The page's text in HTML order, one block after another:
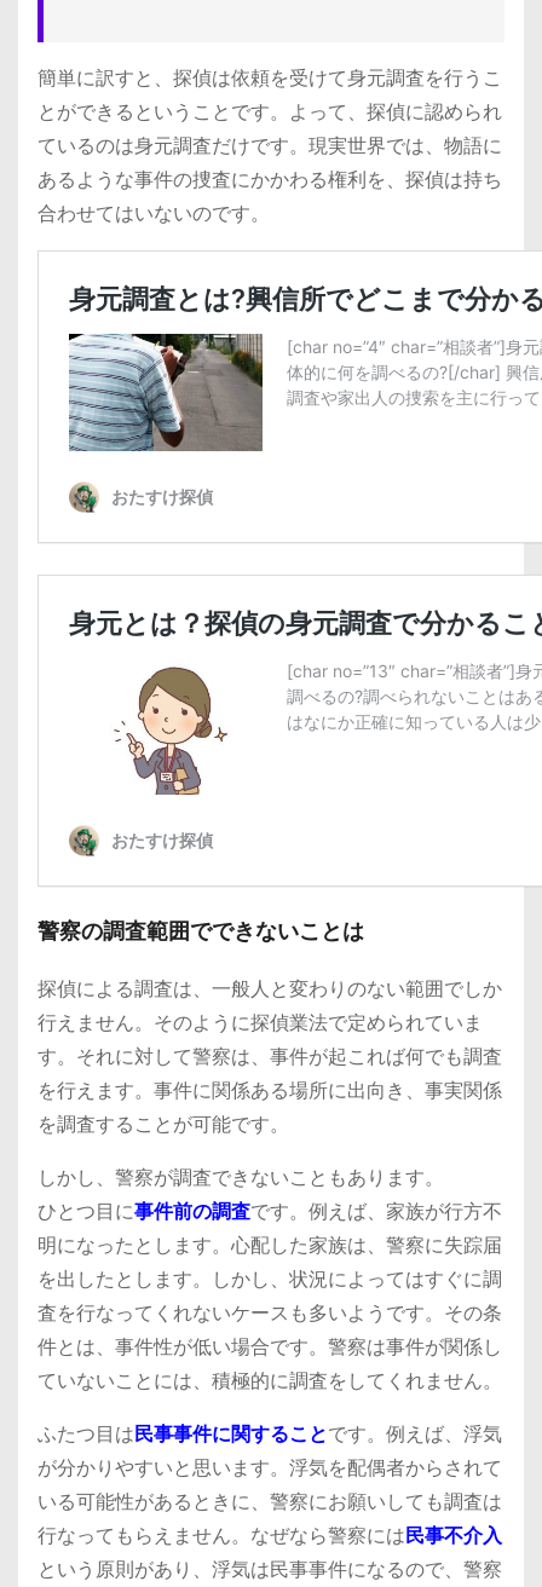
簡単に訳すと、探偵は依頼を受けて身元調査を行うこ
とができるということです。よって、探偵に認められ
ているのは身元調査だけです。現実世界では、物語に
あるような事件の捜査にかかわる権利を、探偵は持ち
合わせてはいないのです。
警察の調査範囲でできないことは
探偵による調査は、一般人と変わりのない範囲でしか
行えません。そのように探偵業法で定められていま
す。それに対して警察は、事件が起これば何でも調査
を行えます。事件に関係ある場所に出向き、事実関係
を調査することが可能です。
しかし、警察が調査できないこともあります。
ひとつ目に事件前の調査です。例えば、家族が行方不
明になったとします。心配した家族は、警察に失踪届
を出したとします。しかし、状況によってはすぐに調
査を行なってくれないケースも多いようです。その条
件とは、事件性が低い場合です。警察は事件が関係し
ていないことには、積極的に調査をしてくれません。
ふたつ目は民事事件に関することです。例えば、浮気
が分かりやすいと思います。浮気を配偶者からされて
いる可能性があるときに、警察にお願いしても調査は
行なってもらえません。なぜなら警察には民事不介入
という原則があり、浮気は民事事件になるので、警察